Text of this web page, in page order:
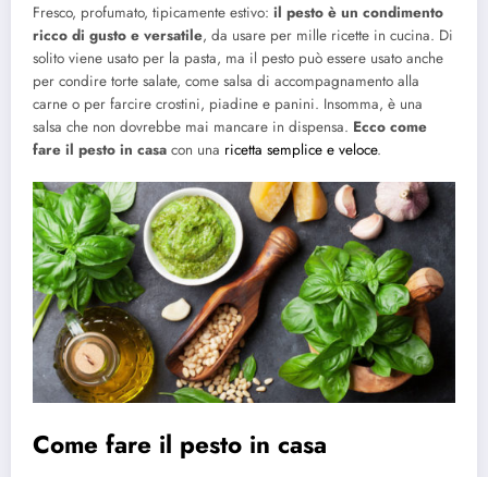
Fresco, profumato, tipicamente estivo: il pesto è un condimento
ricco di gusto e versatile, da usare per mille ricette in cucina. Di
solito viene usato per la pasta, ma il pesto può essere usato anche
per condire torte salate, come salsa di accompagnamento alla
carne o per farcire crostini, piadine e panini. Insomma, è una
salsa che non dovrebbe mai mancare in dispensa. Ecco come
fare il pesto in casa con una ricetta semplice e veloce.
Come fare il pesto in casa